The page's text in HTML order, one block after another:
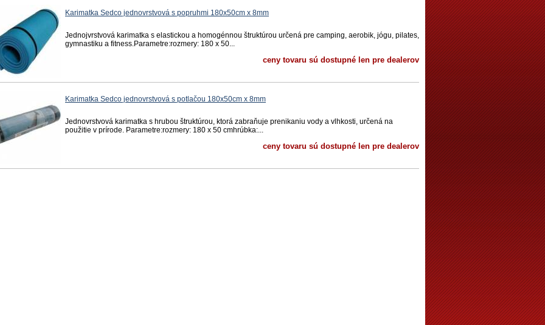
Karimatka Sedco jednovrstvová s popruhmi 180x50cm x 8mm
Jednojvrstvová karimatka s elastickou a homogénnou štruktúrou určená pre camping, aerobik, jógu, pilates,
gymnastiku a fitness.Parametre:rozmery: 180 x 50...
ceny tovaru sú dostupné len pre dealerov
Karimatka Sedco jednovrstvová s potlačou 180x50cm x 8mm
Jednovrstvová karimatka s hrubou štruktúrou, ktorá zabraňuje prenikaniu vody a vlhkosti, určená na
použitie v prírode. Parametre:rozmery: 180 x 50 cmhrúbka:...
ceny tovaru sú dostupné len pre dealerov